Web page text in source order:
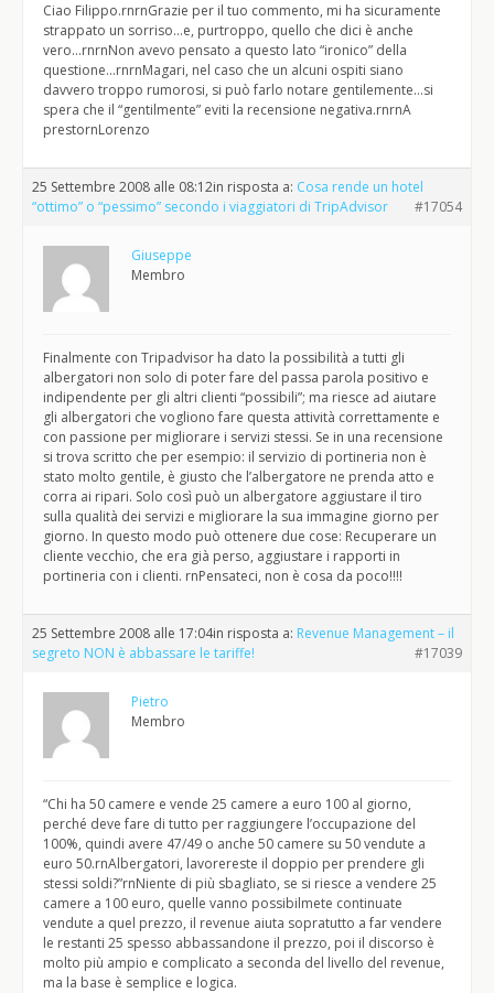
Ciao Filippo.rnrnGrazie per il tuo commento, mi ha sicuramente
strappato un sorriso…e, purtroppo, quello che dici è anche
vero…rnrnNon avevo pensato a questo lato “ironico” della
questione…rnrnMagari, nel caso che un alcuni ospiti siano
davvero troppo rumorosi, si può farlo notare gentilemente…si
spera che il “gentilmente” eviti la recensione negativa.rnrnA
prestornLorenzo
25 Settembre 2008 alle 08:12in risposta a: Cosa rende un hotel
“ottimo” o “pessimo” secondo i viaggiatori di TripAdvisor
#17054
Giuseppe
Membro
Finalmente con Tripadvisor ha dato la possibilità a tutti gli
albergatori non solo di poter fare del passa parola positivo e
indipendente per gli altri clienti “possibili”; ma riesce ad aiutare
gli albergatori che vogliono fare questa attività correttamente e
con passione per migliorare i servizi stessi. Se in una recensione
si trova scritto che per esempio: il servizio di portineria non è
stato molto gentile, è giusto che l’albergatore ne prenda atto e
corra ai ripari. Solo così può un albergatore aggiustare il tiro
sulla qualità dei servizi e migliorare la sua immagine giorno per
giorno. In questo modo può ottenere due cose: Recuperare un
cliente vecchio, che era già perso, aggiustare i rapporti in
portineria con i clienti. rnPensateci, non è cosa da poco!!!!
25 Settembre 2008 alle 17:04in risposta a: Revenue Management – il
segreto NON è abbassare le tariffe!
#17039
Pietro
Membro
“Chi ha 50 camere e vende 25 camere a euro 100 al giorno,
perché deve fare di tutto per raggiungere l’occupazione del
100%, quindi avere 47/49 o anche 50 camere su 50 vendute a
euro 50.rnAlbergatori, lavorereste il doppio per prendere gli
stessi soldi?”rnNiente di più sbagliato, se si riesce a vendere 25
camere a 100 euro, quelle vanno possibilmete continuate
vendute a quel prezzo, il revenue aiuta sopratutto a far vendere
le restanti 25 spesso abbassandone il prezzo, poi il discorso è
molto più ampio e complicato a seconda del livello del revenue,
ma la base è semplice e logica.